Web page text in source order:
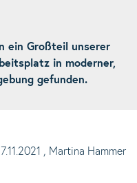
ein Großteil unserer
in moderner,
gefunden.
, Martina Hammer